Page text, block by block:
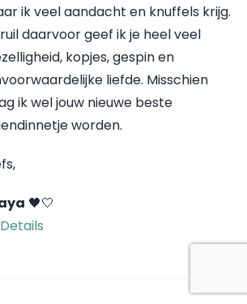
ik veel aandacht en knuffels krijg.
daarvoor geef ik je heel veel
kopjes, gespin en
liefde. Misschien
ik wel jouw nieuwe beste
worden.
🖤🤍
Details